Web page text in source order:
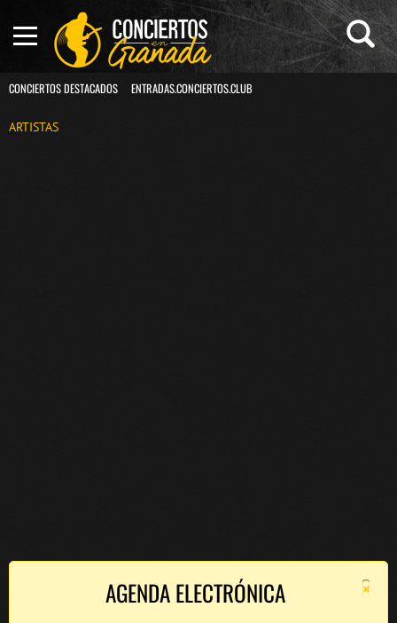
CONCIERTOS DESTACADOS ENTRADAS.CONCIERTOS.CLUB
ARTISTAS
×
AGENDA ELECTRÓNICA